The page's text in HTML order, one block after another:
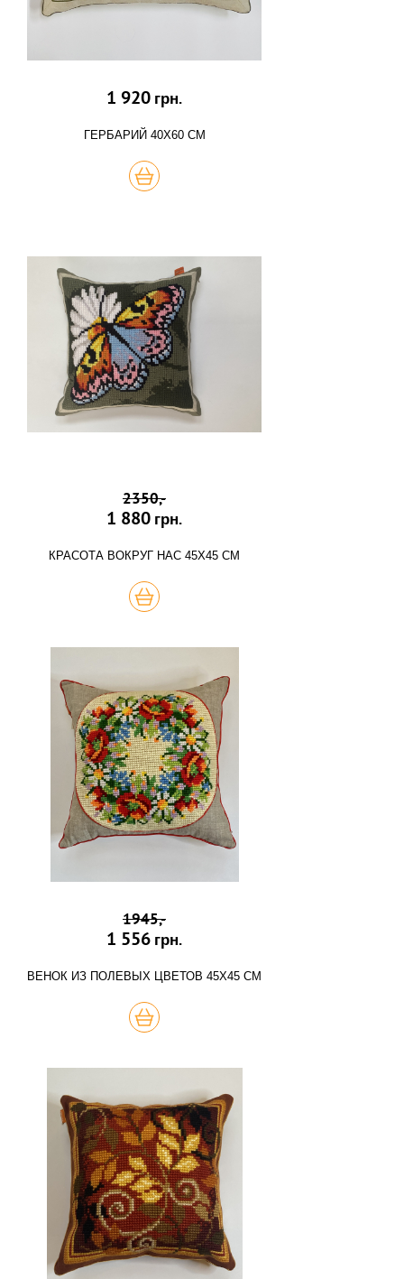
1 920 грн.
ГЕРБАРИЙ 40Х60 СМ
КУПИТЬ
2350,-
1 880 грн.
КРАСОТА ВОКРУГ НАС 45Х45 СМ
КУПИТЬ
1945,-
1 556 грн.
ВЕНОК ИЗ ПОЛЕВЫХ ЦВЕТОВ 45Х45 СМ
КУПИТЬ